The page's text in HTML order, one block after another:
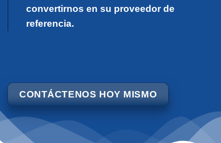
convertirnos en su proveedor de
referencia.
CONTÁCTENOS HOY MISMO